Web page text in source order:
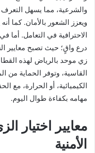
والشرعية، مما يسهل
ويعزز الشعور بالأمان. كما
الاحترافية في التعامل. أما
درع واقٍ؛ حيث تصبح معايير
زي موحد بالرياض لهذه
القاسية، وتوفر الحماية من
الكيميائية، أو الحرارة، مع
مهامه بكفاءة طوال اليوم.
معايير اختيار
الأمنية